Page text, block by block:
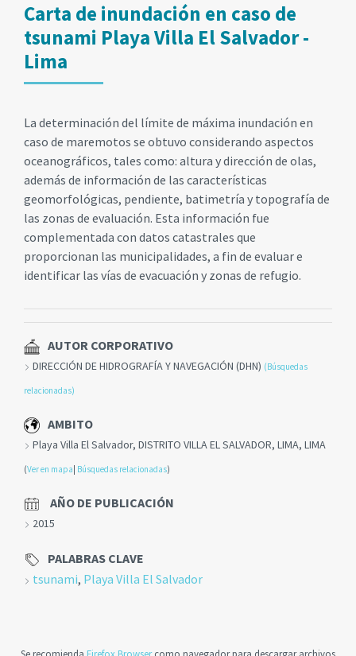
Carta de inundación en caso de
tsunami Playa Villa El Salvador -
Lima
La determinación del límite de máxima inundación en
caso de maremotos se obtuvo considerando aspectos
oceanográficos, tales como: altura y dirección de olas,
además de información de las características
geomorfológicas, pendiente, batimetría y topografía de
las zonas de evaluación. Esta información fue
complementada con datos catastrales que
proporcionan las municipalidades, a fin de evaluar e
identificar las vías de evacuación y zonas de refugio.
AUTOR CORPORATIVO
DIRECCIÓN DE HIDROGRAFÍA Y NAVEGACIÓN (DHN) (Búsquedas
relacionadas)
AMBITO
Playa Villa El Salvador, DISTRITO VILLA EL SALVADOR, LIMA, LIMA
(Ver en mapa Búsquedas relacionadas)
AÑO DE PUBLICACIÓN
2015
PALABRAS CLAVE
tsunami, Playa Villa El Salvador